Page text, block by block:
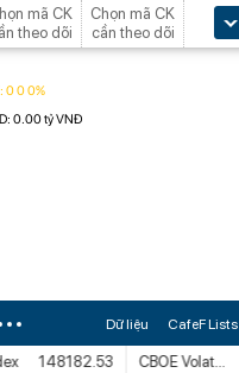
mã CK
theo dõi
Chọn mã CK
cần theo dõi
CafeF Lists
Dữ liệu
148182.53 CBOE Volatility Index